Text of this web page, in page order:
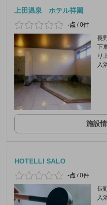
上田温泉 ホテル祥園
-点 /0件
長
下
り
入
施設
HOTELLI SALO
-点 /0件
長
入